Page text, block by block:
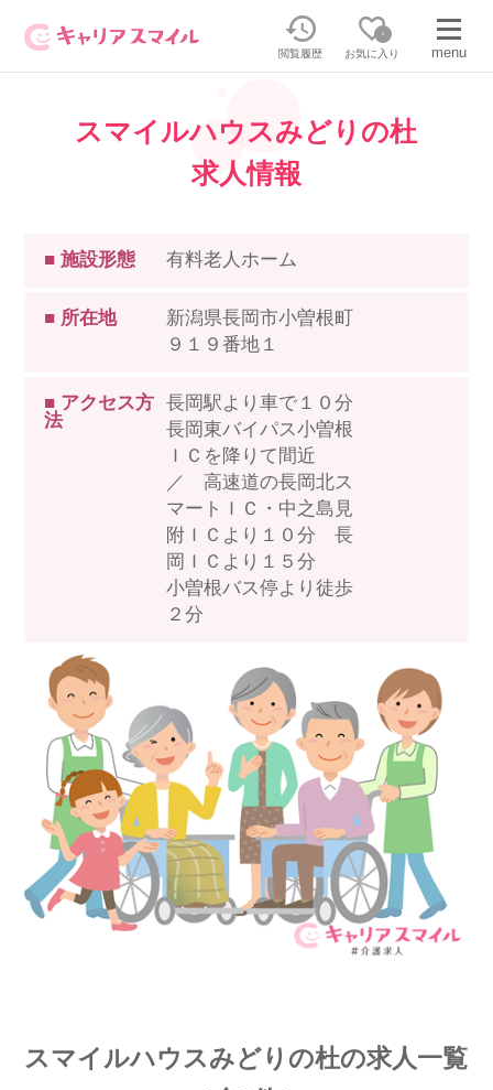
閲覧履歴
0
お気に入り menu
無料相談・お問い合わせはこちら
無料転職相談・お問い合わせの内容を
介護の資格取得について
その他のお問い合わせ
採用担当者様はこちら
介護のリスキリング
キャリアスマイルとは
スマイルカのsmileコラム
FAQ
介護・看護のお仕事について
利用者の声
WEB勤怠
支店連絡先一覧
お知らせ 採用担当者様へ サイトマップ
スマイルハウスみどりの杜
求人情報
■ 施設形態 有料老人ホーム
■ 所在地
新潟県長岡市小曽根町
９１９番地１
■ アクセス方
法
長岡駅より車で１０分
長岡東バイパス小曽根
ＩＣを降りて間近
／ 高速道の長岡北ス
マートＩＣ・中之島見
附ＩＣより１０分 長
岡ＩＣより１５分
小曽根バス停より徒歩
２分
スマイルハウスみどりの杜の求人一覧